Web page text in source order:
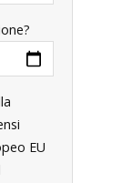
EU